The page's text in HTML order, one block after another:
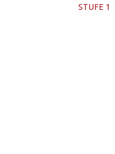
STUFE 1